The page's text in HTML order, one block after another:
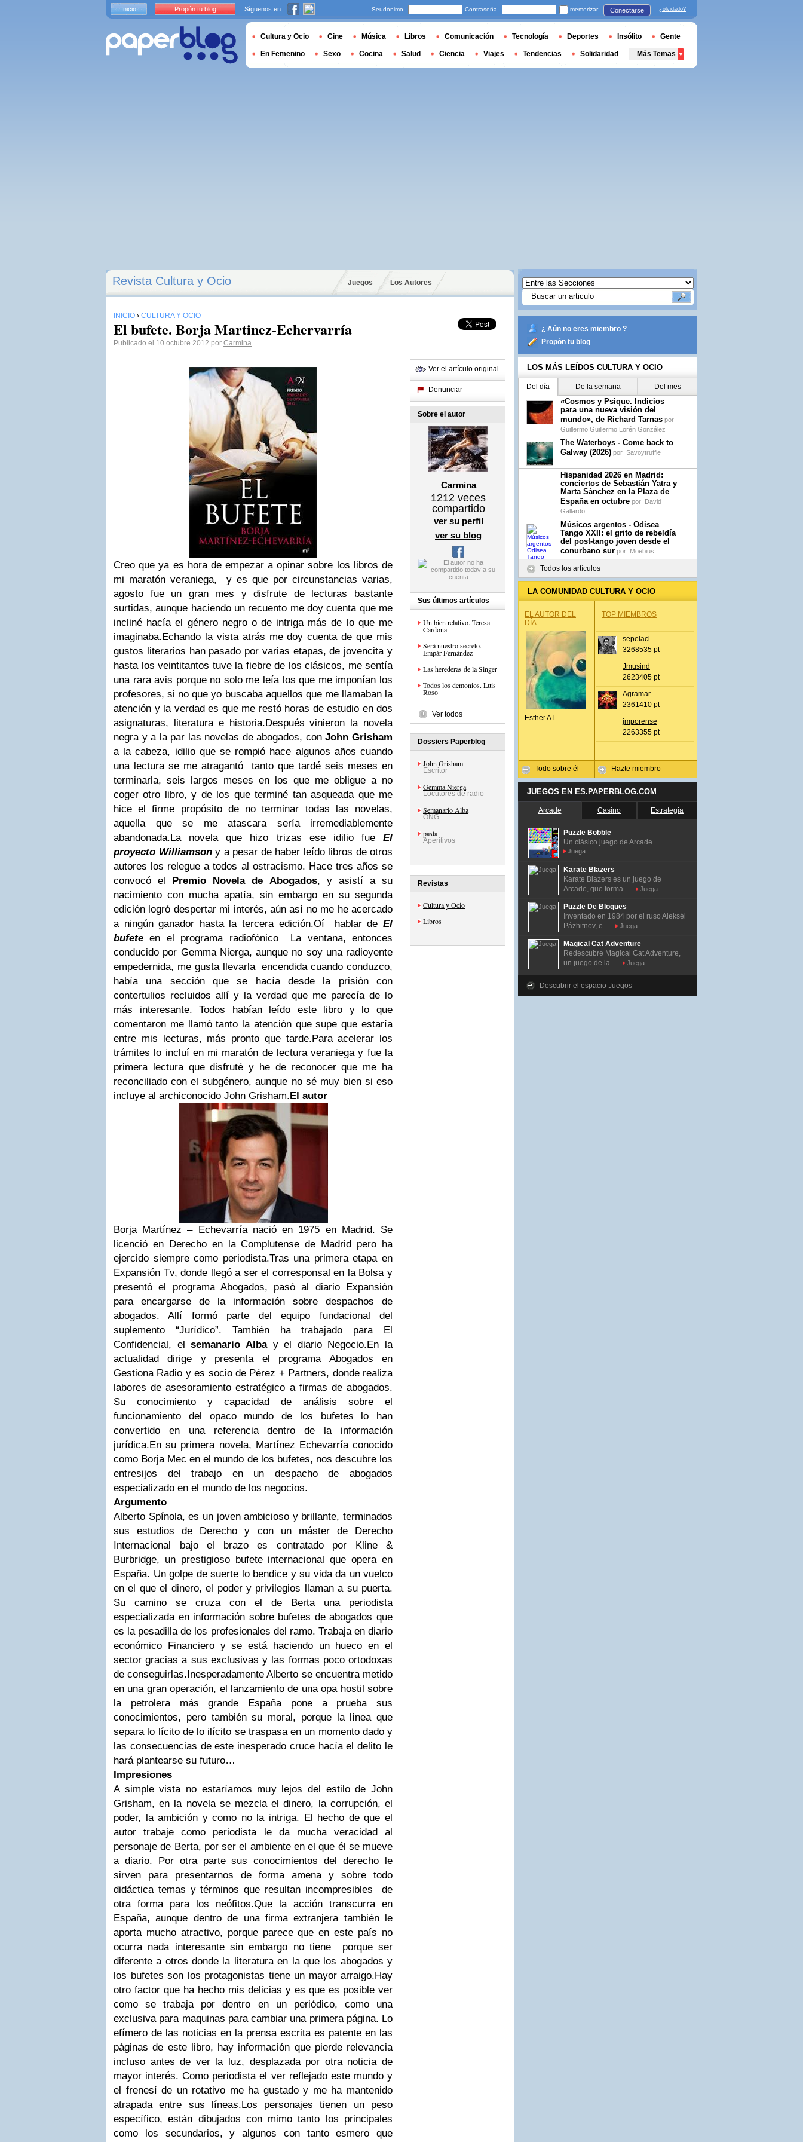
Revista Cultura y Ocio Juegos Los Autores
INICIO › CULTURA Y OCIO
El bufete. Borja Martinez-Echervarría
Publicado el 10 octubre 2012 por Carmina
Creo que ya es hora de empezar a opinar sobre los libros de
mi maratón veraniega, y es que por circunstancias varias,
agosto fue un gran mes y disfrute de lecturas bastante
surtidas, aunque haciendo un recuento me doy cuenta que me
incliné hacía el género negro o de intriga más de lo que me
imaginaba.Echando la vista atrás me doy cuenta de que mis
gustos literarios han pasado por varias etapas, de jovencita y
hasta los veintitantos tuve la fiebre de los clásicos, me sentía
una rara avis porque no solo me leía los que me imponían los
profesores, si no que yo buscaba aquellos que me llamaban la
atención y la verdad es que me restó horas de estudio en dos
asignaturas, literatura e historia.Después vinieron la novela
negra y a la par las novelas de abogados, conJohn Grisham
a la cabeza, idilio que se rompió hace algunos años cuando
una lectura se me atragantó tanto que tardé seis meses en
terminarla, seis largos meses en los que me obligue a no
coger otro libro, y de los que terminé tan asqueada que me
hice el firme propósito de no terminar todas las novelas,
aquella que se me atascara sería irremediablemente
abandonada.La novela que hizo trizas ese idilio fue El
proyecto Williamson y a pesar de haber leído libros de otros
autores los relegue a todos al ostracismo. Hace tres años se
convocó el Premio Novela de Abogados, y asistí a su
nacimiento con mucha apatía, sin embargo en su segunda
edición logró despertar mi interés, aún así no me he acercado
a ningún ganador hasta la tercera edición.Oí hablar deEl
bufete en el programa radiofónico La ventana, entonces
conducido por Gemma Nierga, aunque no soy una radioyente
empedernida, me gusta llevarla encendida cuando conduzco,
había una sección que se hacía desde la prisión con
contertulios recluidos allí y la verdad que me parecía de lo
más interesante. Todos habían leído este libro y lo que
comentaron me llamó tanto la atención que supe que estaría
entre mis lecturas, más pronto que tarde.Para acelerar los
trámites lo incluí en mi maratón de lectura veraniega y fue la
primera lectura que disfruté y he de reconocer que me ha
reconciliado con el subgénero, aunque no sé muy bien si eso
incluye al archiconocido John Grisham.El autor
Borja Martínez – Echevarría nació en 1975 en Madrid. Se
licenció en Derecho en la Complutense de Madrid pero ha
ejercido siempre como periodista.Tras una primera etapa en
Expansión Tv, donde llegó a ser el corresponsal en la Bolsa y
presentó el programa Abogados, pasó al diario Expansión
para encargarse de la información sobre despachos de
abogados. Allí formó parte del equipo fundacional del
suplemento “Jurídico”. También ha trabajado para El
Confidencial, elsemanario Albay el diario Negocio.En la
actualidad dirige y presenta el programa Abogados en
Gestiona Radio y es socio de Pérez + Partners, donde realiza
labores de asesoramiento estratégico a firmas de abogados.
Su conocimiento y capacidad de análisis sobre el
funcionamiento del opaco mundo de los bufetes lo han
convertido en una referencia dentro de la información
jurídica.En su primera novela, Martínez Echevarría conocido
como Borja Mec en el mundo de los bufetes, nos descubre los
entresijos del trabajo en un despacho de abogados
especializado en el mundo de los negocios.
Argumento
Alberto Spínola, es un joven ambicioso y brillante, terminados
sus estudios de Derecho y con un máster de Derecho
Internacional bajo el brazo es contratado por Kline &
Burbridge, un prestigioso bufete internacional que opera en
España. Un golpe de suerte lo bendice y su vida da un vuelco
en el que el dinero, el poder y privilegios llaman a su puerta.
Su camino se cruza con el de Berta una periodista
especializada en información sobre bufetes de abogados que
es la pesadilla de los profesionales del ramo. Trabaja en diario
económico Financiero y se está haciendo un hueco en el
sector gracias a sus exclusivas y las formas poco ortodoxas
de conseguirlas.Inesperadamente Alberto se encuentra metido
en una gran operación, el lanzamiento de una opa hostil sobre
la petrolera más grande España pone a prueba sus
conocimientos, pero también su moral, porque la línea que
separa lo lícito de lo ilícito se traspasa en un momento dado y
las consecuencias de este inesperado cruce hacía el delito le
hará plantearse su futuro…
Impresiones
A simple vista no estaríamos muy lejos del estilo de John
Grisham, en la novela se mezcla el dinero, la corrupción, el
poder, la ambición y como no la intriga. El hecho de que el
autor trabaje como periodista le da mucha veracidad al
personaje de Berta, por ser el ambiente en el que él se mueve
a diario. Por otra parte sus conocimientos del derecho le
sirven para presentarnos de forma amena y sobre todo
didáctica temas y términos que resultan incompresibles de
otra forma para los neófitos.Que la acción transcurra en
España, aunque dentro de una firma extranjera también le
aporta mucho atractivo, porque parece que en este país no
ocurra nada interesante sin embargo no tiene porque ser
diferente a otros donde la literatura en la que los abogados y
los bufetes son los protagonistas tiene un mayor arraigo.Hay
otro factor que ha hecho mis delicias y es que es posible ver
como se trabaja por dentro en un periódico, como una
exclusiva para maquinas para cambiar una primera página. Lo
efímero de las noticias en la prensa escrita es patente en las
páginas de este libro, hay información que pierde relevancia
incluso antes de ver la luz, desplazada por otra noticia de
mayor interés. Como periodista el ver reflejado este mundo y
el frenesí de un rotativo me ha gustado y me ha mantenido
atrapada entre sus líneas.Los personajes tienen un peso
específico, están dibujados con mimo tanto los principales
como los secundarios, y algunos con tanto esmero que
Ver el artículo original
Denunciar
Sobre el autor
Carmina
1212 veces
compartido
ver su perfil
ver su blog
Sus últimos artículos
Un bien relativo. Teresa
Cardona
Será nuestro secreto.
Empàr Fernández
Las herederas de la Singer
Todos los demonios. Luis
Roso
Ver todos
Dossiers Paperblog
John Grisham
Escritor
Gemma Nierga
Locutores de radio
Semanario Alba
ONG
pasta
Aperitivos
Revistas
Cultura y Ocio
Libros
¿ Aún no eres miembro ?
Propón tu blog
LOS MÁS LEÍDOS CULTURA Y OCIO
Del día De la semana Del mes
«Cosmos y Psique. Indicios
para una nueva visión del
mundo», de Richard Tarnas por
Guillermo Guillermo Lorén González
The Waterboys - Come back to
Galway (2026) por Savoytruffle
Hispanidad 2026 en Madrid:
conciertos de Sebastián Yatra y
Marta Sánchez en la Plaza de
España en octubre por David
Gallardo
Músicos argentos - Odisea
Tango XXII: el grito de rebeldía
del post-tango joven desde el
conurbano sur por Moebius
Todos los artículos
LA COMUNIDAD CULTURA Y OCIO
EL AUTOR DEL
DÍA
Esther A.l.
Todo sobre él
TOP MIEMBROS
sepelaci
3268535 pt
Jmusind
2623405 pt
Agramar
2361410 pt
jmporense
2263355 pt
Hazte miembro
JUEGOS EN ES.PAPERBLOG.COM
Arcade Casino Estrategia
Puzzle Bobble
Un clásico juego de Arcade. ......
Juega
Karate Blazers
Karate Blazers es un juego de
Arcade, que forma......
Juega
Puzzle De Bloques
Inventado en 1984 por el ruso Alekséi
Pázhitnov, e......
Juega
Magical Cat Adventure
Redescubre Magical Cat Adventure,
un juego de la......
Juega
Descubrir el espacio Juegos
Inicio Propón tu blog Síguenos en Seudónimo Contraseña memorizar Conectarse ¿olvidado?
Cultura y Ocio Cine Música Libros Comunicación Tecnología Deportes Insólito Gente
En Femenino Sexo Cocina Salud Ciencia Viajes Tendencias Solidaridad Más Temas